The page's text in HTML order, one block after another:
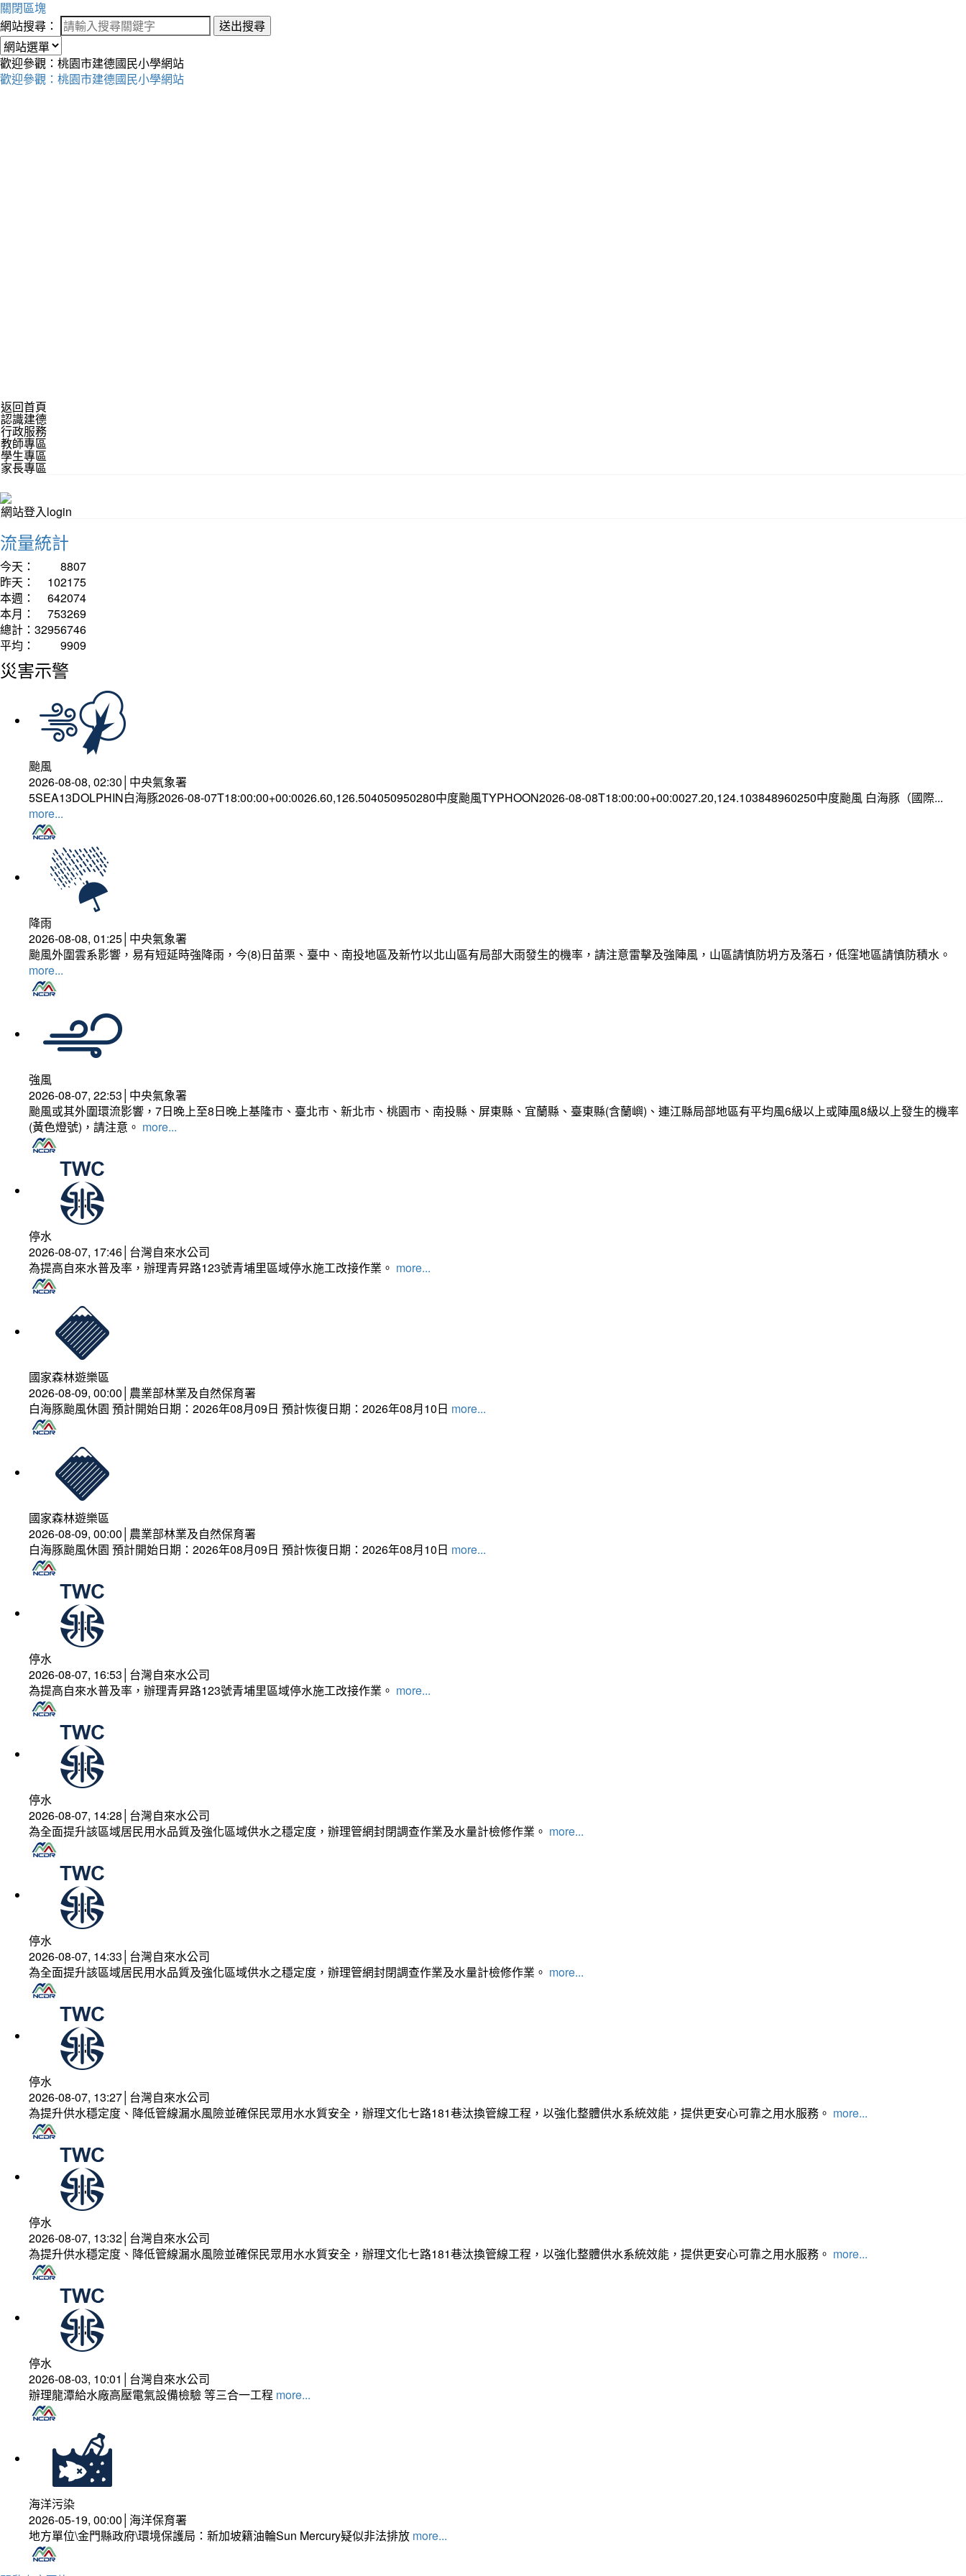
關閉區塊
網站搜尋：
送出搜尋
歡迎參觀：桃園市建德國民小學網站
歡迎參觀：桃園市建德國民小學網站
返回首頁
認識建德
行政服務
教師專區
學生專區
家長專區
網站登入login
流量統計
今天：
8807
昨天：
102175
本週：
642074
本月：
753269
總計： 32956746
平均：
9909
災害示警
颱風
2026-08-08, 02:30│中央氣象署
5SEA13DOLPHIN白海豚2026-08-07T18:00:00+00:0026.60,126.504050950280中度颱風TYPHOON2026-08-08T18:00:00+00:0027.20,124.103848960250中度颱風 白海豚（國際...
more...
降雨
2026-08-08, 01:25│中央氣象署
颱風外圍雲系影響，易有短延時強降雨，今(8)日苗栗、臺中、南投地區及新竹以北山區有局部大雨發生的機率，請注意雷擊及強陣風，山區請慎防坍方及落石，低窪地區請慎防積水。
more...
強風
2026-08-07, 22:53│中央氣象署
颱風或其外圍環流影響，7日晚上至8日晚上基隆市、臺北市、新北市、桃園市、南投縣、屏東縣、宜蘭縣、臺東縣(含蘭嶼)、連江縣局部地區有平均風6級以上或陣風8級以上發生的機率
(黃色燈號)，請注意。 more...
停水
2026-08-07, 17:46│台灣自來水公司
為提高自來水普及率，辦理青昇路123號青埔里區域停水施工改接作業。 more...
國家森林遊樂區
2026-08-09, 00:00│農業部林業及自然保育署
白海豚颱風休園 預計開始日期：2026年08月09日 預計恢復日期：2026年08月10日 more...
國家森林遊樂區
2026-08-09, 00:00│農業部林業及自然保育署
白海豚颱風休園 預計開始日期：2026年08月09日 預計恢復日期：2026年08月10日 more...
停水
2026-08-07, 16:53│台灣自來水公司
為提高自來水普及率，辦理青昇路123號青埔里區域停水施工改接作業。 more...
停水
2026-08-07, 14:28│台灣自來水公司
為全面提升該區域居民用水品質及強化區域供水之穩定度，辦理管網封閉調查作業及水量計檢修作業。 more...
停水
2026-08-07, 14:33│台灣自來水公司
為全面提升該區域居民用水品質及強化區域供水之穩定度，辦理管網封閉調查作業及水量計檢修作業。 more...
停水
2026-08-07, 13:27│台灣自來水公司
為提升供水穩定度、降低管線漏水風險並確保民眾用水水質安全，辦理文化七路181巷汰換管線工程，以強化整體供水系統效能，提供更安心可靠之用水服務。 more...
停水
2026-08-07, 13:32│台灣自來水公司
為提升供水穩定度、降低管線漏水風險並確保民眾用水水質安全，辦理文化七路181巷汰換管線工程，以強化整體供水系統效能，提供更安心可靠之用水服務。 more...
停水
2026-08-03, 10:01│台灣自來水公司
辦理龍潭給水廠高壓電氣設備檢驗 等三合一工程 more...
海洋污染
2026-05-19, 00:00│海洋保育署
地方單位\金門縣政府\環境保護局：新加坡籍油輪Sun Mercury疑似非法排放 more...